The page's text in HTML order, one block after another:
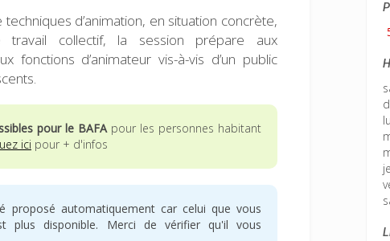
d’animation, en situation concrète,
collectif, la session prépare aux
fonctions d’animateur vis-à-vis d’un public
pour le BAFApour les personnes habitant
ici pour + d'infos
proposé automatiquement car celui que vous
plus disponible. Merci de vérifier qu'il vous